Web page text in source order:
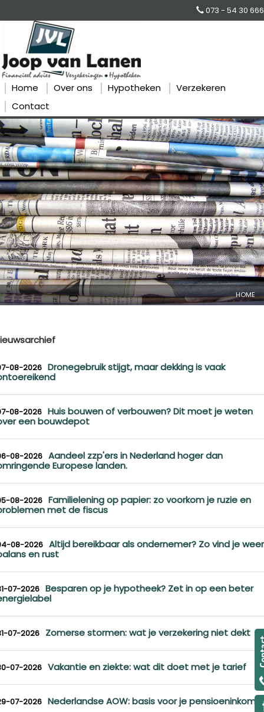
073 - 54 30 666
Home Over ons Hypotheken
Verzekeren
Contact
HOME
08-2026 Dronegebruik stijgt, maar dekking is vaak
08-2026 Huis bouwen of verbouwen? Dit moet je weten
een bouwdepot
08-2026 Aandeel zzp'ers in Nederland hoger dan
Europese landen.
08-2026 Familielening op papier: zo voorkom je ruzie en
met de fiscus
08-2026 Altijd bereikbaar als ondernemer? Zo vind je weer
en rust
07-2026 Besparen op je hypotheek? Zet in op een beter
07-2026 Zomerse stormen: wat je verzekering niet dekt
07-2026 Vakantie en ziekte: wat dit doet met je tarief
07-2026 Nederlandse AOW: basis voor je